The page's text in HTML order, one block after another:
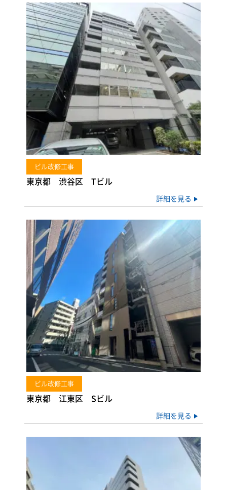
ビル改修工事
東京都 渋谷区 Tビル
詳細を見る
ビル改修工事
東京都 江東区 Sビル
詳細を見る